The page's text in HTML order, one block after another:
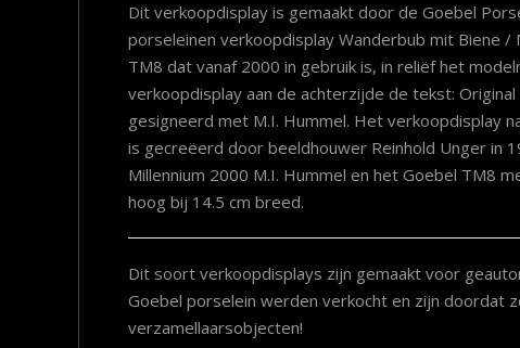
Dit verkoopdisplay is gemaakt door de Goebel
porseleinen verkoopdisplay Wanderbub mit Biene
TM8 dat vanaf 2000 in gebruik is, in reliëf het
verkoopdisplay aan de achterzijde de tekst:
gesigneerd met M.I. Hummel. Het verkoopdisplay
is gecreëerd door beeldhouwer Reinhold Unger in
Millennium 2000 M.I. Hummel en het Goebel TM8
hoog bij 14.5 cm breed.
Dit soort verkoopdisplays zijn gemaakt voor
Goebel porselein werden verkocht en zijn doordat
verzamellaarsobjecten!